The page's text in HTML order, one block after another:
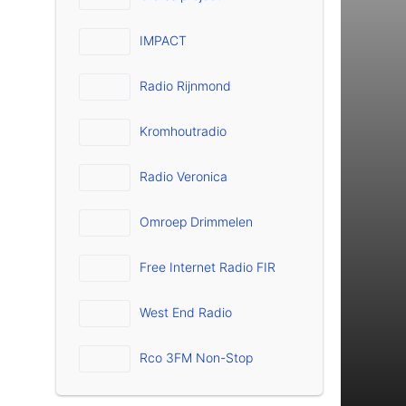
IMPACT
Radio Rijnmond
Kromhoutradio
Radio Veronica
Omroep Drimmelen
Free Internet Radio FIR
West End Radio
Rco 3FM Non-Stop